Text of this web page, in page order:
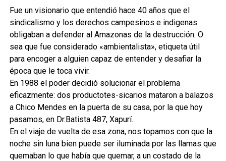
Fue un visionario que entendió hace 40 años que el
sindicalismo y los derechos campesinos e indigenas
obligaban a defender al Amazonas de la destrucción. O
sea que fue considerado «ambientalista», etiqueta útil
para encoger a alguien capaz de entender y desafiar la
época que le toca vivir.
En 1988 el poder decidió solucionar el problema
eficazmente: dos productotes-sicarios mataron a balazos
a Chico Mendes en la puerta de su casa, por la que hoy
pasamos, en Dr.Batista 487, Xapurí.
En el viaje de vuelta de esa zona, nos topamos con que la
noche sin luna bien puede ser iluminada por las llamas que
quemaban lo que había que quemar, a un costado de la